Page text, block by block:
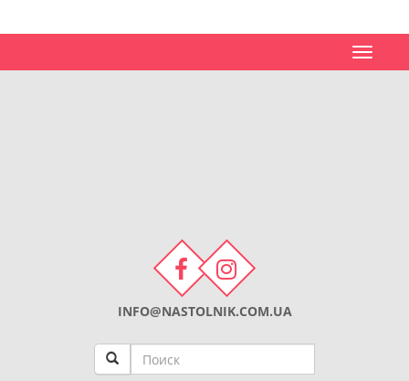
Toggle
INFO@NASTOLNIK.COM.UA